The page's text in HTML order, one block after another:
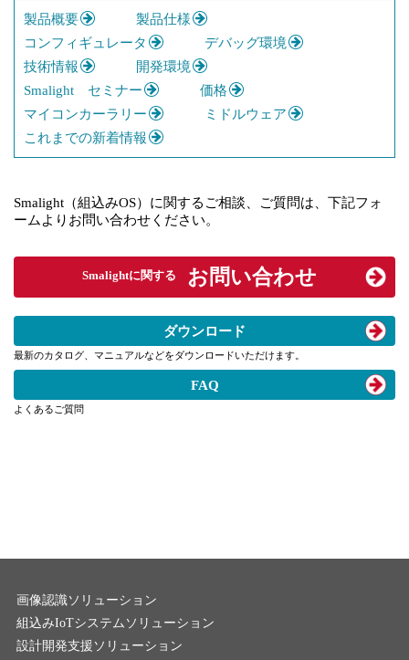
製品概要
製品仕様
コンフィギュレータ
デバッグ環境
技術情報
開発環境
Smalight セミナー
価格
マイコンカーラリー
ミドルウェア
これまでの新着情報
Smalight（組込みOS）に関するご相談、ご質問は、下記フォ
ームよりお問い合わせください。
Smalightに関する お問い合わせ
ダウンロード
最新のカタログ、マニュアルなどをダウンロードいただけます。
FAQ
よくあるご質問
画像認識ソリューション
組込みIoTシステムソリューション
設計開発支援ソリューション